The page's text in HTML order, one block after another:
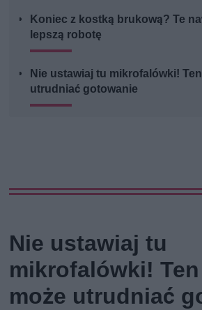
Koniec z kostką brukową? Te
lepszą robotę
Nie ustawiaj tu mikrofalówki!
utrudniać gotowanie
Nie ustawiaj tu
mikrofalówki! Ten
może utrudniać